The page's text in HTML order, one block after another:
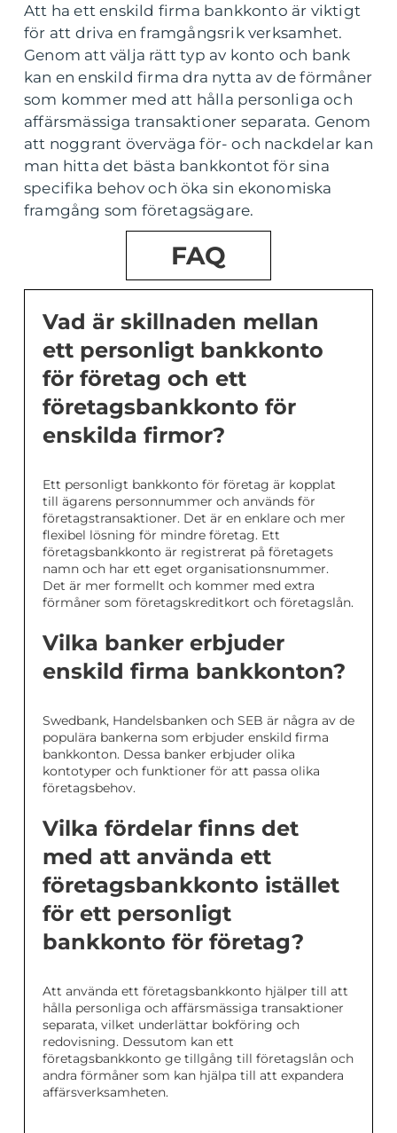
Att ha ett enskild firma bankkonto är viktigt
för att driva en framgångsrik verksamhet.
Genom att välja rätt typ av konto och bank
kan en enskild firma dra nytta av de förmåner
som kommer med att hålla personliga och
affärsmässiga transaktioner separata. Genom
att noggrant överväga för- och nackdelar kan
man hitta det bästa bankkontot för sina
specifika behov och öka sin ekonomiska
framgång som företagsägare.
FAQ
Vad är skillnaden mellan
ett personligt bankkonto
för företag och ett
företagsbankkonto för
enskilda firmor?
Ett personligt bankkonto för företag är kopplat
till ägarens personnummer och används för
företagstransaktioner. Det är en enklare och mer
flexibel lösning för mindre företag. Ett
företagsbankkonto är registrerat på företagets
namn och har ett eget organisationsnummer.
Det är mer formellt och kommer med extra
förmåner som företagskreditkort och företagslån.
Vilka banker erbjuder
enskild firma bankkonton?
Swedbank, Handelsbanken och SEB är några av de
populära bankerna som erbjuder enskild firma
bankkonton. Dessa banker erbjuder olika
kontotyper och funktioner för att passa olika
företagsbehov.
Vilka fördelar finns det
med att använda ett
företagsbankkonto istället
för ett personligt
bankkonto för företag?
Att använda ett företagsbankkonto hjälper till att
hålla personliga och affärsmässiga transaktioner
separata, vilket underlättar bokföring och
redovisning. Dessutom kan ett
företagsbankkonto ge tillgång till företagslån och
andra förmåner som kan hjälpa till att expandera
affärsverksamheten.